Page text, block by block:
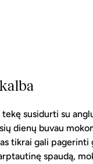
susidurti su
dienų buvau
tikrai gali
spaudą,